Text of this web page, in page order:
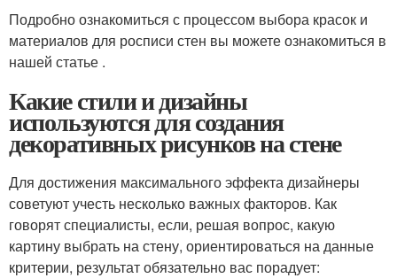
Подробно ознакомиться с процессом выбора красок и
материалов для росписи стен вы можете ознакомиться в
нашей статье .
Какие стили и дизайны
используются для создания
декоративных рисунков на стене
Для достижения максимального эффекта дизайнеры
советуют учесть несколько важных факторов. Как
говорят специалисты, если, решая вопрос, какую
картину выбрать на стену, ориентироваться на данные
критерии, результат обязательно вас порадует: